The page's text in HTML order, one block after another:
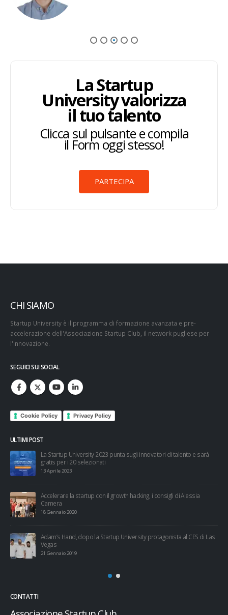
La Startup
University valorizza
il tuo talento
Clicca sul pulsante e compila
il Form oggi stesso!
PARTECIPA
CHI SIAMO
Startup University è il programma di formazione avanzata e pre-
accelerazione dell'Associazione Startup Club, il network pugliese per
l'innovazione.
SEGUICI SUI SOCIAL
Cookie Policy Privacy Policy
ULTIMI POST
Trackability, dalla Startup University a Cariplo Factory in pochi mesi
10 Gennaio 2019
Aperta la call per la Startup University 2019
24 Dicembre 2018
Startup University, è l’ora dell’Investor Day
12 Maggio 2018
CONTATTI